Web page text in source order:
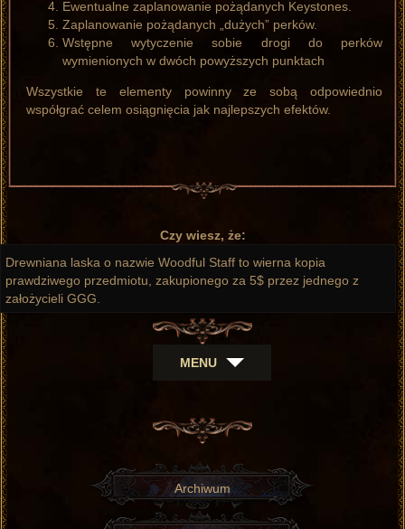
Ewentualne zaplanowanie pożądanych Keystones.
Zaplanowanie pożądanych „dużych” perków.
Wstępne wytyczenie sobie drogi do perków
wymienionych w dwóch powyższych punktach
Wszystkie te elementy powinny ze sobą odpowiednio
współgrać celem osiągnięcia jak najlepszych efektów.
Czy wiesz, że:
Drewniana laska o nazwie Woodful Staff to wierna kopia
prawdziwego przedmiotu, zakupionego za 5$ przez jednego z
założycieli GGG.
MENU
Archiwum